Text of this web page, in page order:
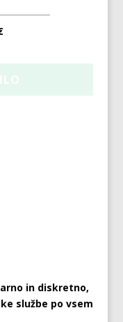
in diskretno,
službe po vsem